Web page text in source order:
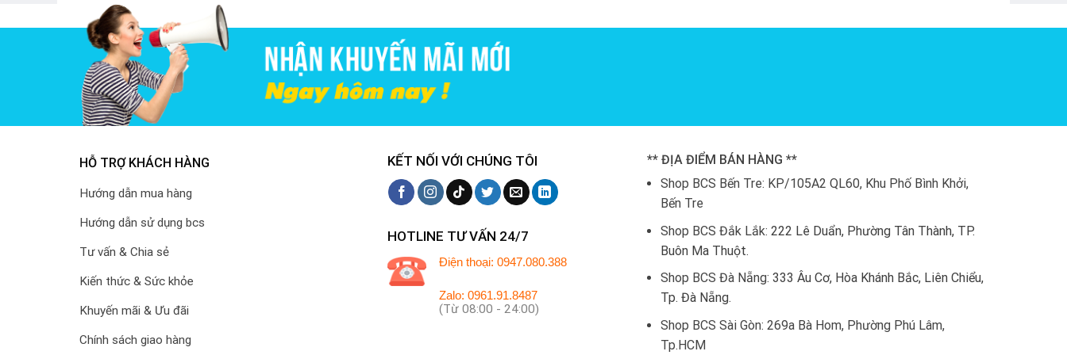
HỖ TRỢ KHÁCH HÀNG
Hướng dẫn mua hàng
Hướng dẫn sử dụng bcs
Tư vấn & Chia sẻ
Kiến thức & Sức khỏe
Khuyến mãi & Ưu đãi
Chính sách giao hàng
KẾT NỐI VỚI CHÚNG TÔI
HOTLINE TƯ VẤN 24/7
Điện thoại: 0947.080.388
Zalo: 0961.91.8487
(Từ 08:00 - 24:00)
** ĐỊA ĐIỂM BÁN HÀNG **
Shop BCS Bến Tre: KP/105A2 QL60, Khu Phố Bình Khởi,
Bến Tre
Shop BCS Đắk Lắk: 222 Lê Duẩn, Phường Tân Thành, TP.
Buôn Ma Thuột.
Shop BCS Đà Nẵng: 333 Âu Cơ, Hòa Khánh Bắc, Liên Chiểu,
Tp. Đà Nẵng.
Shop BCS Sài Gòn: 269a Bà Hom, Phường Phú Lâm,
Tp.HCM